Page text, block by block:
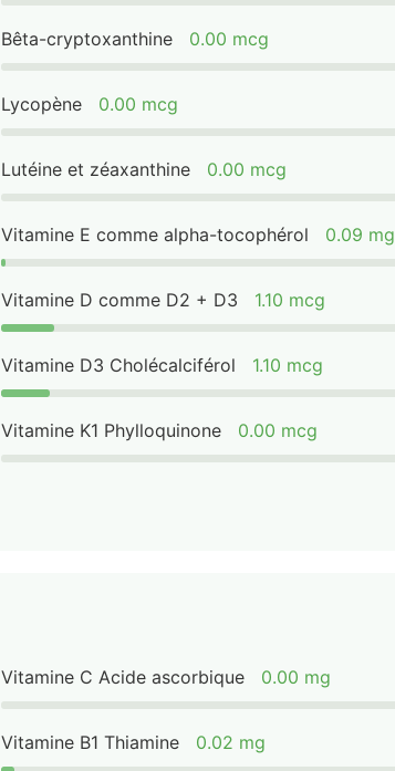
Bêta-cryptoxanthine 0.00 mcg
Lycopène 0.00 mcg
Lutéine et zéaxanthine 0.00 mcg
Vitamine E comme alpha-tocophérol 0.09 mg
Vitamine D comme D2 + D3 1.10 mcg
Vitamine D3 Cholécalciférol 1.10 mcg
Vitamine K1 Phylloquinone 0.00 mcg
Vitamine C Acide ascorbique 0.00 mg
Vitamine B1 Thiamine 0.02 mg